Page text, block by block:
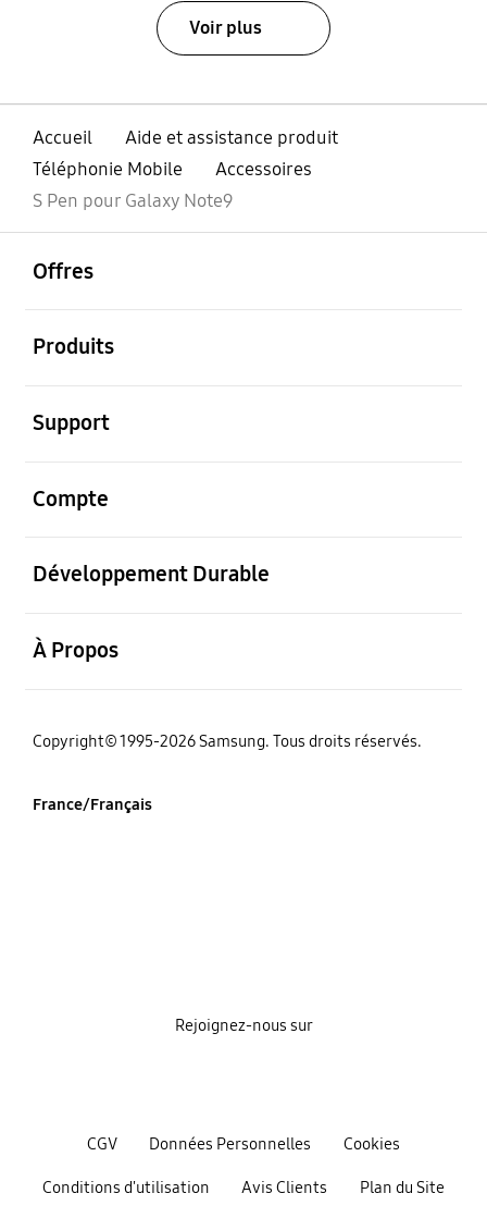
Voir plus
Accueil
Aide et assistance produit
Téléphonie Mobile
Accessoires
S Pen pour Galaxy Note9
Offres
Produits
Support
Compte
Développement Durable
À Propos
‌Copyright© 1995-2026 Samsung. Tous droits réservés.
France/Français
CGV Données Personnelles Cookies
Conditions d'utilisation Avis Clients Plan du Site
Rejoignez-nous sur